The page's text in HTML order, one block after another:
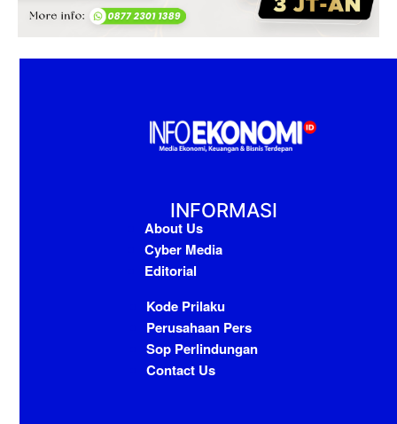
INFORMASI
About Us
Cyber Media
Editorial
Kode Prilaku
Perusahaan Pers
Sop Perlindungan
Contact Us